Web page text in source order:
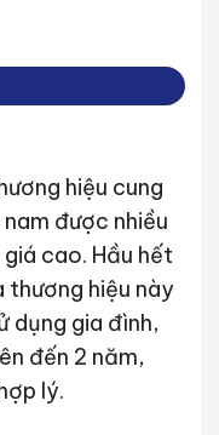
hiệu cung
được nhiều
cao. Hầu hết
hiệu này
dụng gia đình,
đến 2 năm,
lý.